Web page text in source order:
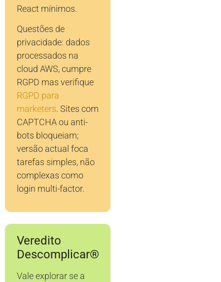
React mínimos.
Questões de
privacidade: dados
processados na
cloud AWS, cumpre
RGPD mas verifique
RGPD para
marketers. Sites com
CAPTCHA ou anti-
bots bloqueiam;
versão actual foca
tarefas simples, não
complexas como
login multi-factor.
Veredito
Descomplicar®
Vale explorar se a